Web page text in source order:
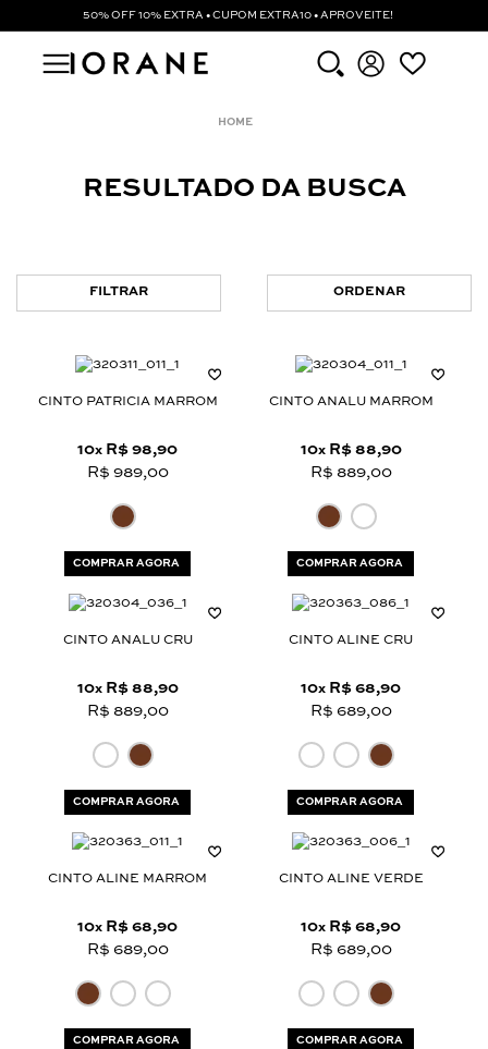
50% OFF 10% EXTRA • CUPOM EXTRA10 • APROVEITE!
RESULTADO DA BUSCA
FILTRAR ORDENAR
CINTO PATRICIA MARROM
10x R$ 98,90
R$ 989,00
COMPRAR AGORA
CINTO ANALU MARROM
10x R$ 88,90
R$ 889,00
COMPRAR AGORA
CINTO ANALU CRU
10x R$ 88,90
R$ 889,00
COMPRAR AGORA
CINTO ALINE CRU
10x R$ 68,90
R$ 689,00
COMPRAR AGORA
CINTO ALINE MARROM
10x R$ 68,90
R$ 689,00
COMPRAR AGORA
CINTO ALINE VERDE
10x R$ 68,90
R$ 689,00
COMPRAR AGORA